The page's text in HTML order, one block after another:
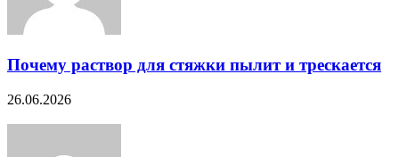
Почему раствор для стяжки пылит и трескается
26.06.2026